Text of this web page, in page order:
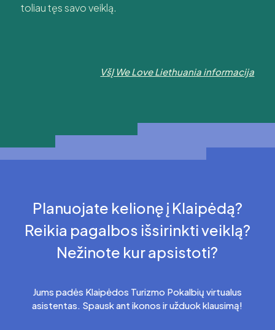
toliau tęs savo veiklą.
VšĮ We Love Liethuania informacija
Planuojate kelionę į Klaipėdą?
Reikia pagalbos išsirinkti veiklą?
Nežinote kur apsistoti?
Jums padės Klaipėdos Turizmo Pokalbių virtualus
asistentas. Spausk ant ikonos ir užduok klausimą!